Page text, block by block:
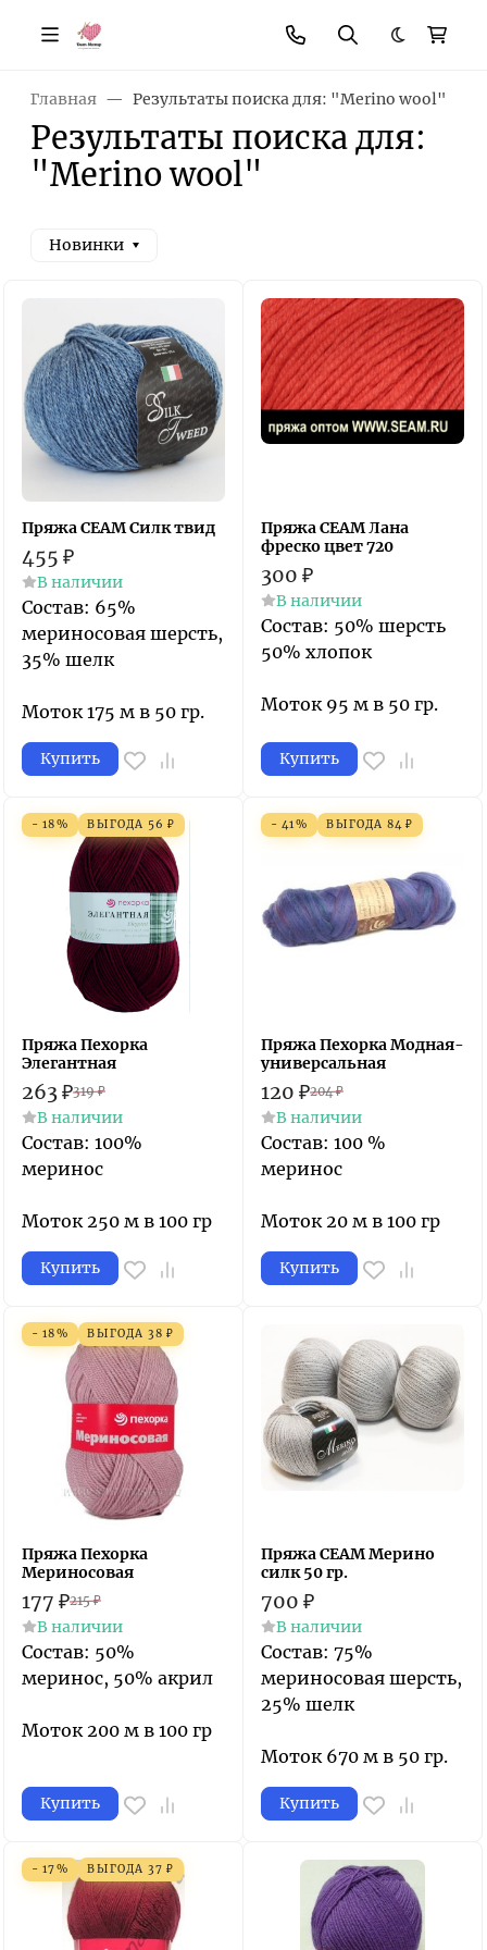
Темная
Главная Результаты поиска для: "Merino wool"
Результаты поиска для:
"Merino wool"
Новинки
Пряжа СЕАМ Силк твид
455 ₽
В наличии
Состав: 65%
мериносовая шерсть,
35% шелк
Моток 175 м в 50 гр.
Купить
Пряжа СЕАМ Лана
фреско цвет 720
300 ₽
В наличии
Состав: 50% шерсть
50% хлопок
Моток 95 м в 50 гр.
Купить
- 18% ВЫГОДА 56 ₽
Пряжа Пехорка
Элегантная
263₽319 ₽
В наличии
Состав: 100%
меринос
Моток 250 м в 100 гр
Купить
- 41% ВЫГОДА 84 ₽
Пряжа Пехорка Модная-
универсальная
120 ₽204 ₽
В наличии
Состав: 100 %
меринос
Моток 20 м в 100 гр
Купить
- 18% ВЫГОДА 38 ₽
Пряжа Пехорка
Мериносовая
177 ₽215 ₽
В наличии
Состав: 50%
меринос, 50% акрил
Моток 200 м в 100 гр
Купить
Пряжа СЕАМ Мерино
силк 50 гр.
700 ₽
В наличии
Состав: 75%
мериносовая шерсть,
25% шелк
Моток 670 м в 50 гр.
Купить
- 17% ВЫГОДА 37 ₽